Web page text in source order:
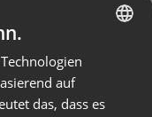
ENGLISH
FRENCH
auf
das, dass es